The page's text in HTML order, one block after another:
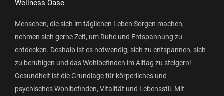
Wellness Oase
Menschen, die sich im täglichen Leben Sorgen machen,
nehmen sich gerne Zeit, um Ruhe und Entspannung zu
entdecken. Deshalb ist es notwendig, sich zu entspannen, sich
zu beruhigen und das Wohlbefinden im Alltag zu steigern!
Gesundheit ist die Grundlage für körperliches und
psychisches Wohlbefinden, Vitalität und Lebensstil. Mit